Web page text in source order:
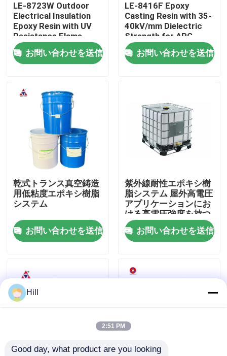
家へ
製品
ビデオ
VRショー
わたしたち に つい て
工場 ツアー
連絡 ください
引金 を 求め て ください
LE-8723W Outdoor
Electrical Insulation
Epoxy Resin with UV
Resistance Flame
Retardant and
Thermal Conductivity
お問い合わせを送信
LE-8416F Epoxy
Casting Resin with 35-
40kV/mm Dielectric
Strength for APG
Process and 0.6-0.8%
Cure Shrinkage
お問い合わせを送信
乾式トランス真空鋳造
用低粘度エポキシ樹脂
システム
お問い合わせを送信
紫外線耐性エポキシ樹
脂システム 屋外高電圧
アプリケーションにお
ける高電圧強度を持つ
APG/真空鋳造用
お問い合わせを送信
Hill
2:51 PM
Good day, what product are you looking